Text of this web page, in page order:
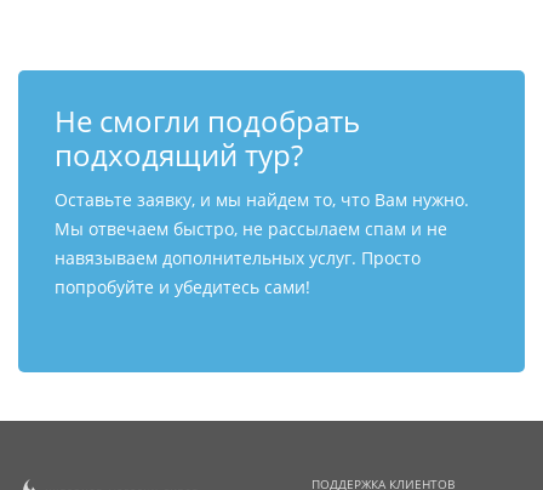
Не смогли подобрать
подходящий тур?
Оставьте заявку, и мы найдем то, что Вам нужно.
Мы отвечаем быстро, не рассылаем спам и не
навязываем дополнительных услуг. Просто
попробуйте и убедитесь сами!
ПОДДЕРЖКА КЛИЕНТОВ